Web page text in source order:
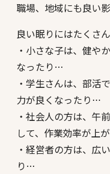
職場、地域にも良い
良い眠りにはたくさ
・小さな子は、健や
なったり…
・学生さんは、部活
力が良くなったり…
・社会人の方は、午
して、作業効率が上
・経営者の方は、広
り…